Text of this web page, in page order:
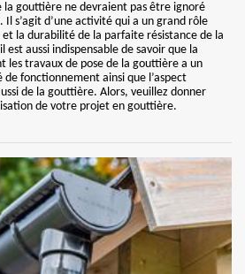
la gouttière ne devraient pas être ignoré
s’agit d’une activité qui a un grand rôle
la durabilité de la parfaite résistance de la
aussi indispensable de savoir que la
les travaux de pose de la gouttière a un
fonctionnement ainsi que l’aspect
de la gouttière. Alors, veuillez donner
de votre projet en gouttière.